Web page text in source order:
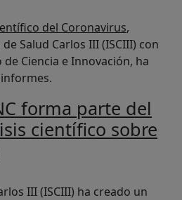
del Coronavirus,
Salud Carlos III (ISCIII) con
Ciencia e Innovación, ha
forma parte del
científico sobre
III (ISCIII) ha creado un